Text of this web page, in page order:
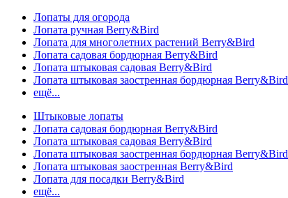
Лопаты для огорода
Лопата ручная Berry&Bird
Лопата для многолетних растений Berry&Bird
Лопата садовая бордюрная Berry&Bird
Лопата штыковая садовая Berry&Bird
Лопата штыковая заостренная бордюрная Berry&Bird
ещё...
Штыковые лопаты
Лопата садовая бордюрная Berry&Bird
Лопата штыковая садовая Berry&Bird
Лопата штыковая заостренная бордюрная Berry&Bird
Лопата штыковая заостренная Berry&Bird
Лопата для посадки Berry&Bird
ещё...